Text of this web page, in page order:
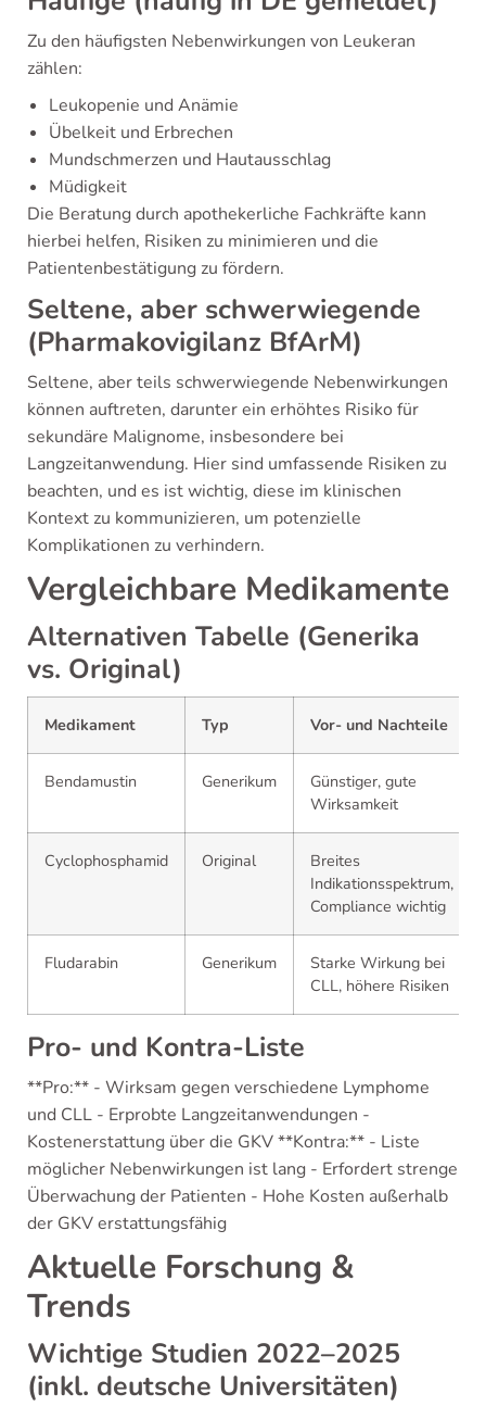
Zu den häufigsten Nebenwirkungen von Leukeran
zählen:
Leukopenie und Anämie
Übelkeit und Erbrechen
Mundschmerzen und Hautausschlag
Müdigkeit
Die Beratung durch apothekerliche Fachkräfte kann
hierbei helfen, Risiken zu minimieren und die
Patientenbestätigung zu fördern.
Seltene, aber schwerwiegende
(Pharmakovigilanz BfArM)
Seltene, aber teils schwerwiegende Nebenwirkungen
können auftreten, darunter ein erhöhtes Risiko für
sekundäre Malignome, insbesondere bei
Langzeitanwendung. Hier sind umfassende Risiken zu
beachten, und es ist wichtig, diese im klinischen
Kontext zu kommunizieren, um potenzielle
Komplikationen zu verhindern.
Vergleichbare Medikamente
Alternativen Tabelle (Generika
vs. Original)
Medikament Typ Vor- und Nachteile
Bendamustin Generikum
Günstiger, gute
Wirksamkeit
Cyclophosphamid Original
Breites
Indikationsspektrum,
Compliance wichtig
Fludarabin Generikum
Starke Wirkung bei
CLL, höhere Risiken
Pro- und Kontra-Liste
**Pro:** - Wirksam gegen verschiedene Lymphome
und CLL - Erprobte Langzeitanwendungen -
Kostenerstattung über die GKV **Kontra:** - Liste
möglicher Nebenwirkungen ist lang - Erfordert strenge
Überwachung der Patienten - Hohe Kosten außerhalb
der GKV erstattungsfähig
Aktuelle Forschung &
Trends
Wichtige Studien 2022–2025
(inkl. deutsche Universitäten)